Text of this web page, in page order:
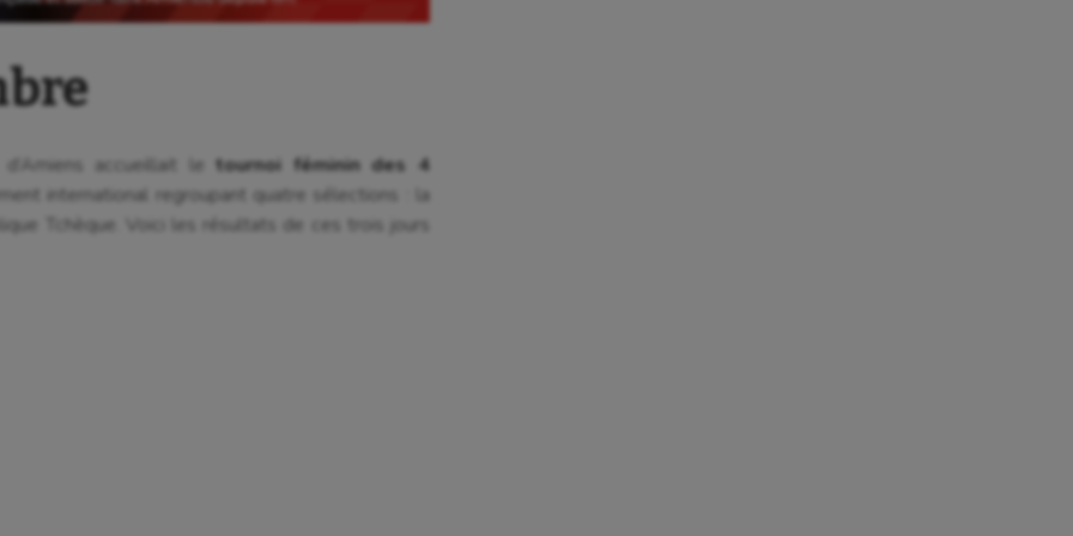
d’Amiens accueillait letournoi féminin des 4
international regroupant quatre sélections : la
Tchèque. Voici les résultats de ces trois jours